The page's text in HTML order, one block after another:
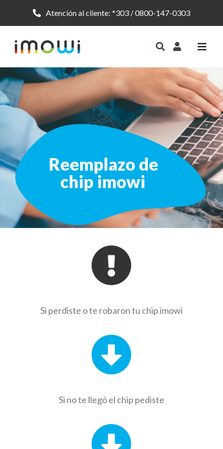
Atención al cliente: *303 /0800-147-0303
chip imowi
Reemplazo de
Si perdiste o te robaron tu chip imowi
Si no te llegó el chip pediste